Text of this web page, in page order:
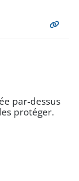
par-dessus
protéger.